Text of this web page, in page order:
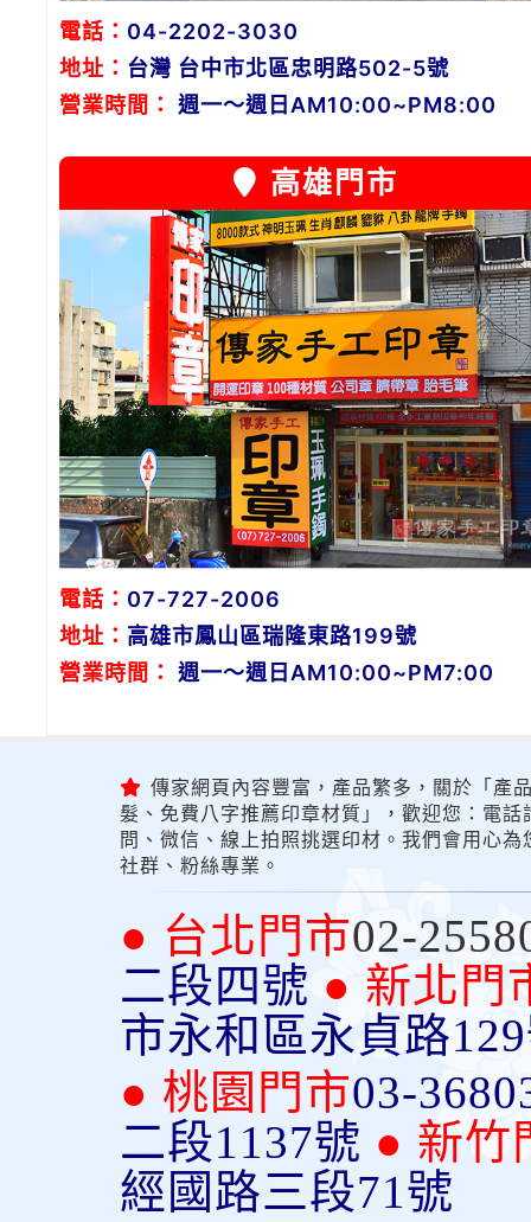
電話： 04-2202-3030
地址： 台灣 台中市北區忠明路502-5號
營業時間：
週一～週日AM10:00~PM8:00
高雄門市
電話： 07-727-2006
地址： 高雄市鳳山區瑞隆東路199號
營業時間：
週一～週日AM10:00~PM7:00
傳家網頁內容豐富，產品繁多，關於「產
髮、免費八字推薦印章材質」，歡迎您：電
問、微信、線上拍照挑選印材。我們會用心
社群、粉絲專業。
● 台北門市02-
二段四號 ● 新北門
市永和區永貞路
● 桃園門市03-
二段1137號 ● 新竹
經國路三段71號